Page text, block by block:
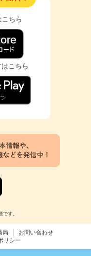
ちら
こちら
情報や、
どを発信中！
す。
局
お問い合わせ
リシー